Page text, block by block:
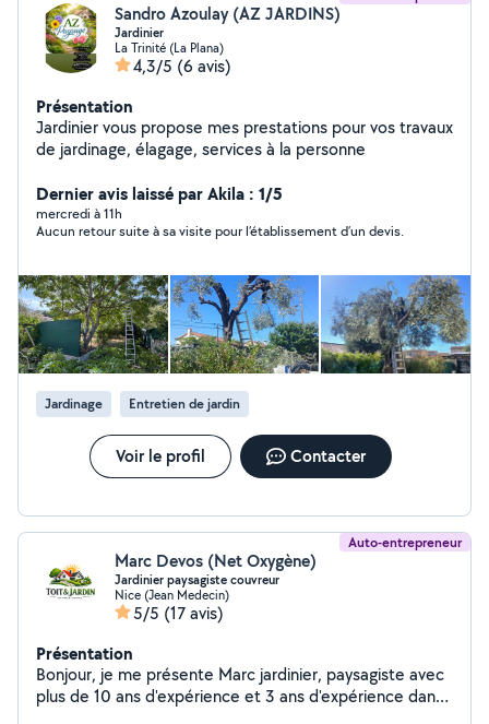
Sandro Azoulay (AZ JARDINS)
Jardinier
La Trinité (La Plana)
4,3/5 (6 avis)
Présentation
Jardinier vous propose mes prestations pour vos travaux
de jardinage, élagage, services à la personne
Dernier avis laissé par Akila : 1/5
mercredi à 11h
Aucun retour suite à sa visite pour l’établissement d’un devis.
Jardinage Entretien de jardin
Voir le profil Contacter
Auto-entrepreneur
Marc Devos (Net Oxygène)
Jardinier paysagiste couvreur
Nice (Jean Medecin)
5/5 (17 avis)
Présentation
Bonjour, je me présente Marc jardinier, paysagiste avec
plus de 10 ans d'expérience et 3 ans d'expérience dans